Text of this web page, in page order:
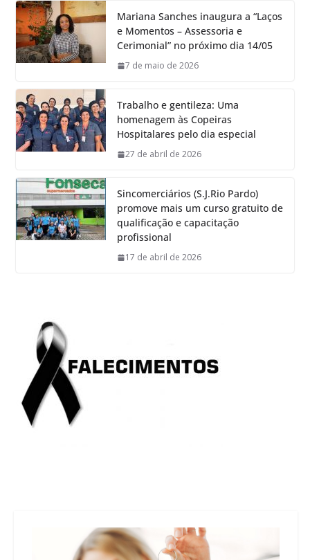
Mariana Sanches inaugura a “Laços
e Momentos – Assessoria e
Cerimonial” no próximo dia 14/05
7 de maio de 2026
Trabalho e gentileza: Uma
homenagem às Copeiras
Hospitalares pelo dia especial
27 de abril de 2026
Sincomerciários (S.J.Rio Pardo)
promove mais um curso gratuito de
qualificação e capacitação
profissional
17 de abril de 2026